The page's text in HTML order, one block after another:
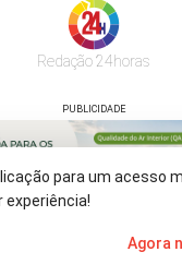
Redação 24horas
PUBLICIDADE
para um acesso
experiência!
Agora